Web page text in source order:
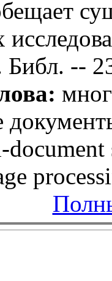
--